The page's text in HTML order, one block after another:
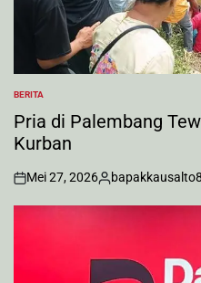
POSTED
IN
BERITA
Pria di Palembang
Kurban
on
Mei 27, 2026
Posted
by